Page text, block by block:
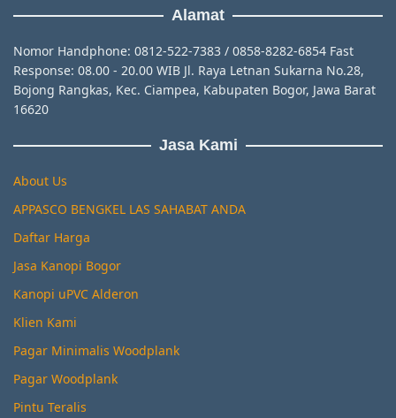
Alamat
Nomor Handphone: 0812-522-7383 / 0858-8282-6854 Fast
Response: 08.00 - 20.00 WIB Jl. Raya Letnan Sukarna No.28,
Bojong Rangkas, Kec. Ciampea, Kabupaten Bogor, Jawa Barat
16620
Jasa Kami
About Us
APPASCO BENGKEL LAS SAHABAT ANDA
Daftar Harga
Jasa Kanopi Bogor
Kanopi uPVC Alderon
Klien Kami
Pagar Minimalis Woodplank
Pagar Woodplank
Pintu Teralis